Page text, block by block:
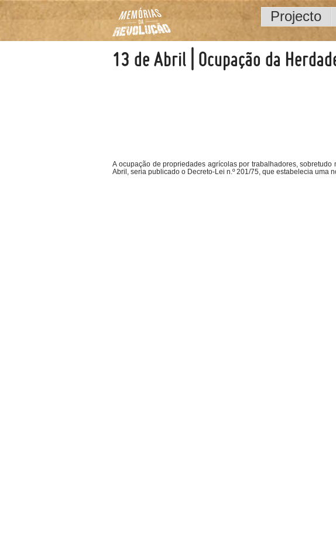
Projecto
13 de Abril | Ocupação da
A ocupação de propriedades agrícolas por trabalhadores,
Abril, seria publicado o Decreto-Lei n.º 201/75, que estabelecia uma